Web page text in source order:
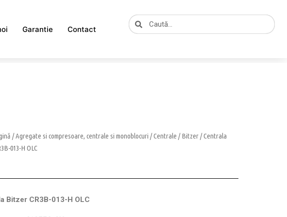
Garantie Contact
CautăCaută
/Agregate si compresoare, centrale si monoblocuri /Centrale /Bitzer/ Centrala
013-H OLC
Bitzer CR3B-013-H OLC